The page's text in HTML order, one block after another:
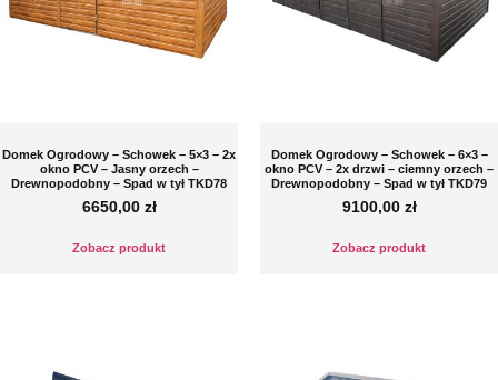
Domek Ogrodowy – Schowek – 5×3 – 2x
okno PCV – Jasny orzech –
Drewnopodobny – Spad w tył TKD78
6650,00 zł
Zobacz produkt
Domek Ogrodowy – Schowek – 6×3 –
okno PCV – 2x drzwi – ciemny orzech –
Drewnopodobny – Spad w tył TKD79
9100,00 zł
Zobacz produkt